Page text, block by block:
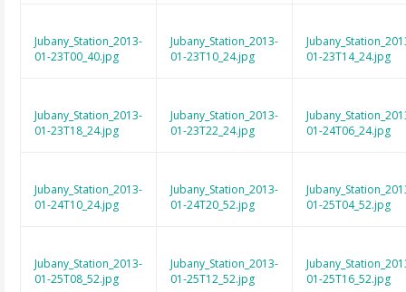
Jubany_Station_2013-
01-23T00_40.jpg
Jubany_Station_2013-
01-23T10_24.jpg
01-23T14_24.jpg
Jubany_Station_2013-
01-23T18_24.jpg
Jubany_Station_2013-
01-23T22_24.jpg
01-24T06_24.jpg
Jubany_Station_2013-
01-24T10_24.jpg
Jubany_Station_2013-
01-24T20_52.jpg
01-25T04_52.jpg
Jubany_Station_2013-
01-25T08_52.jpg
Jubany_Station_2013-
01-25T12_52.jpg
01-25T16_52.jpg